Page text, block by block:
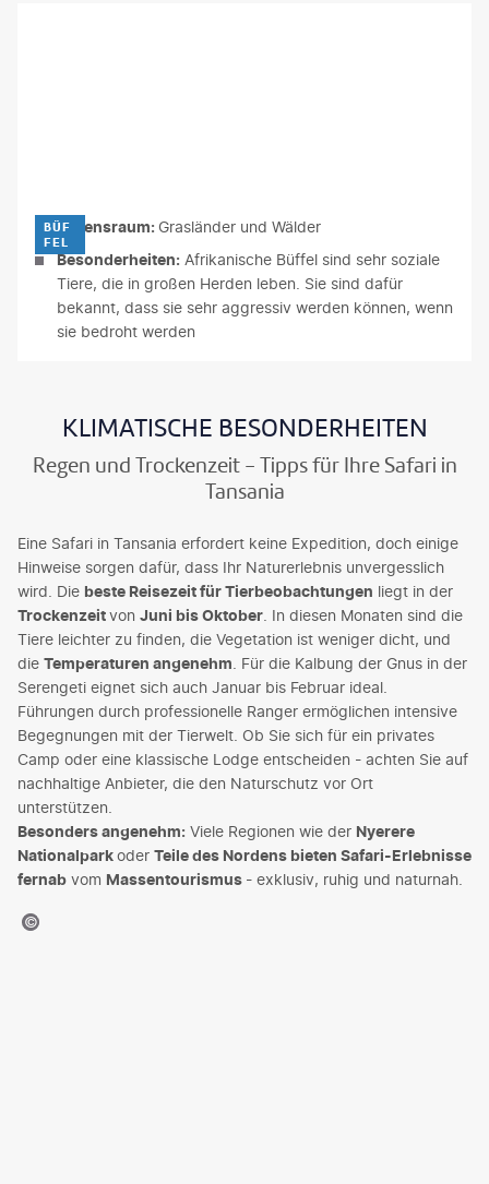
BÜF
FEL
Lebensraum: Grasländer und Wälder
Besonderheiten: Afrikanische Büffel sind sehr soziale
Tiere, die in großen Herden leben. Sie sind dafür
bekannt, dass sie sehr aggressiv werden können, wenn
sie bedroht werden
KLIMATISCHE BESONDERHEITEN
Regen und Trockenzeit - Tipps für Ihre Safari in
Tansania
Eine Safari in Tansania erfordert keine Expedition, doch einige
Hinweise sorgen dafür, dass Ihr Naturerlebnis unvergesslich
wird. Die beste Reisezeit für Tierbeobachtungen liegt in der
Trockenzeitvon Juni bis Oktober . In diesen Monaten sind die
Tiere leichter zu finden, die Vegetation ist weniger dicht, und
die Temperaturen angenehm . Für die Kalbung der Gnus in der
Serengeti eignet sich auch Januar bis Februar ideal.
Führungen durch professionelle Ranger ermöglichen intensive
Begegnungen mit der Tierwelt. Ob Sie sich für ein privates
Camp oder eine klassische Lodge entscheiden - achten Sie auf
nachhaltige Anbieter, die den Naturschutz vor Ort
unterstützen.
Besonders angenehm: Viele Regionen wie der Nyerere
Nationalparkoder Teile des Nordens bieten Safari-Erlebnisse
fernab vom Massentourismus - exklusiv, ruhig und naturnah.
gty